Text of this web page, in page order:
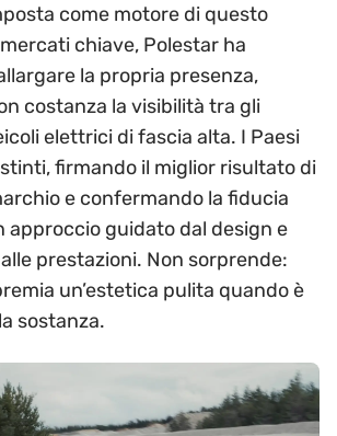
come motore di questo
chiave, Polestar ha
la propria presenza,
costanza la visibilità tra gli
elettrici di fascia alta. I Paesi
firmando il miglior risultato di
e confermando la fiducia
approccio guidato dal design e
prestazioni. Non sorprende:
un’estetica pulita quando è
sostanza.